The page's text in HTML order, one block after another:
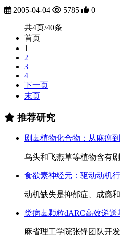
2005-04-04 5785 0
共4页/40条
首页
1
2
3
4
下一页
末页
推荐研究
剧毒植物化合物：从麻痹
乌头和飞燕草等植物含有
食欲素神经元：驱动动机
动机缺失是抑郁症、成瘾
类病毒颗粒dARC高效递送
麻省理工学院张锋团队开